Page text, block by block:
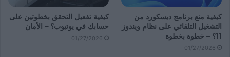
كيفية منع برنامج ديسكورد من
التشغيل التلقائي على نظام ويندوز
11؟ – خطوة بخطوة
01/27/2026
كيفية تفعيل التحقق بخطوتين على
حسابك في يوتيوب؟ – الأمان
01/27/2026